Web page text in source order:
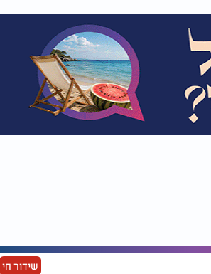
החל משיעורים כלליים ועד
מביאים מדבריו, ומשתמשים בהם
- עומק כוונתו, מעניקים לדבריו
ישראל" - ולא במקרה. הוא לא רק
נשמע. לא ברמקול, אלא מבין השורות.
שידור חי